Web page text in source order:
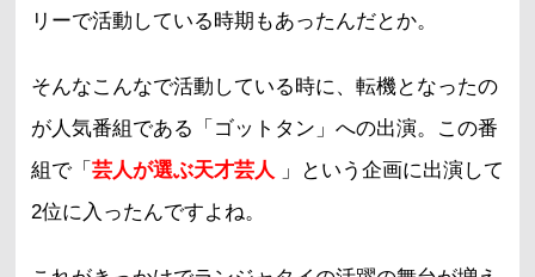
リーで活動している時期もあったんだとか。
そんなこんなで活動している時に、転機となったの
が人気番組である「ゴットタン」への出演。この番
組で「 芸人が選ぶ天才芸人
」という企画に出演して
2位に入ったんですよね。